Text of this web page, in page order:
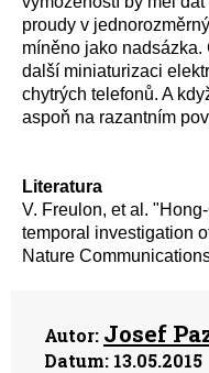
proudy v
míněno jako
další miniaturizaci
chytrých telefonů. A
aspoň na razantním
Literatura
V. Freulon, et al.
temporal investigation
Nature
Autor: Josef
Datum: 13.05.2015